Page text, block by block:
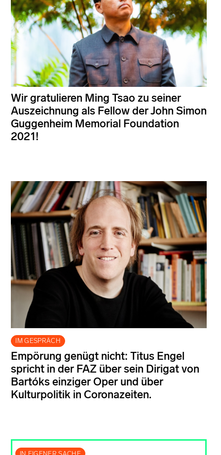
Wir gratulieren Ming Tsao zu seiner
Auszeichnung als Fellow der John Simon
Guggenheim Memorial Foundation
2021!
IM GESPRÄCH
Empörung genügt nicht: Titus Engel
spricht in der FAZ über sein Dirigat von
Bartóks einziger Oper und über
Kulturpolitik in Coronazeiten.